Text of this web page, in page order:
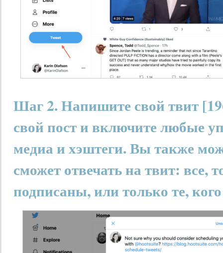
Шаг 2. Напишите свой твит
свой пост и включите любые
медиа и хэштеги. Вы также
сможет отвечать на твит: все,
подписаны, или только те,